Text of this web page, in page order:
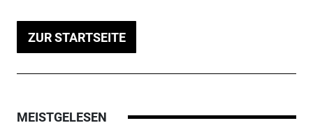
ZUR STARTSEITE
MEISTGELESEN